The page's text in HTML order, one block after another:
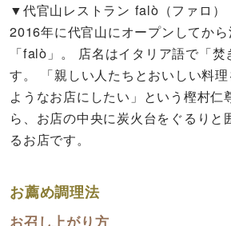
▼代官山レストラン falò（ファロ）
2016年に代官山にオープンしてか
「falò」。 店名はイタリア語で「焚
す。 「親しい人たちとおいしい料
ようなお店にしたい」という樫村仁
ら、お店の中央に炭火台をぐるりと
るお店です。
お薦め調理法
お召し上がり方